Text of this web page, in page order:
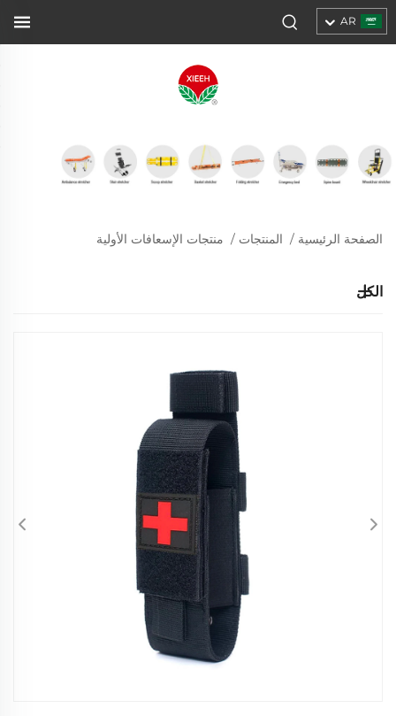
AR
الصفحة الرئيسية / المنتجات / منتجات الإسعافات الأولية
الكل